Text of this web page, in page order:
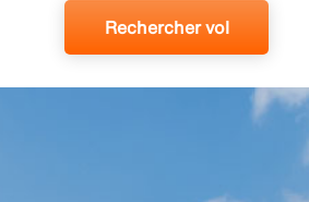
Rechercher vol